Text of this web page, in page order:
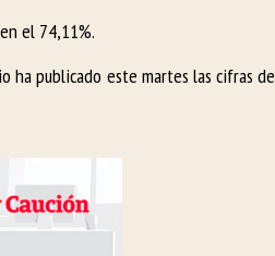
el 74,11%.
ha publicado este martes las cifras de